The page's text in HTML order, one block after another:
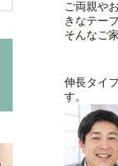
ご両親や
きなテー
そんなご
伸長タイ
す。